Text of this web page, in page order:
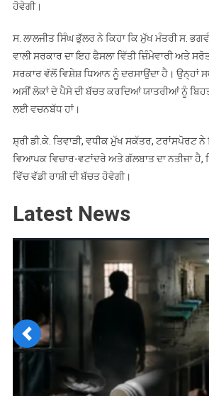
ਹੋਵੇਗੀ।
ਸ. ਲਾਲਜੀਤ ਸਿੰਘ ਭੁੱਲਰ ਨੇ ਕਿਹਾ ਕਿ ਮੁੱਖ ਮੰਤਰੀ ਸ.
ਵਾਲੀ ਸਰਕਾਰ ਦਾ ਇਹ ਫੈਸਲਾ ਵਿੱਤੀ ਜ਼ਿੰਮੇਵਾਰੀ ਅਤੇ
ਸਰਕਾਰ ਵੱਲੋਂ ਵਿਸ਼ੇਸ਼ ਧਿਆਨ ਨੂੰ ਦਰਸਾਉਂਦਾ ਹੈ। ਉਨ੍ਹਾਂ
ਅਸੀਂ ਲੋਕਾਂ ਦੇ ਪੈਸੇ ਦੀ ਬੱਚਤ ਕਰਦਿਆਂ ਯਾਤਰੀਆਂ ਨੂੰ
ਲਈ ਵਚਨਬੱਧ ਹਾਂ।
ਸ਼੍ਰੀ ਡੀ.ਕੇ. ਤਿਵਾੜੀ, ਵਧੀਕ ਮੁੱਖ ਸਕੱਤਰ, ਟਰਾਂਸਪੋਰਟ
ਵਿਆਪਕ ਵਿਚਾਰ-ਵਟਾਂਦਰੇ ਅਤੇ ਗੱਲਬਾਤ ਦਾ ਨਤੀਜਾ ਹੈ,
ਵਿੱਚ ਵੱਡੀ ਰਾਸ਼ੀ ਦੀ ਬੱਚਤ ਹੋਵੇਗੀ।
Latest News
Previous